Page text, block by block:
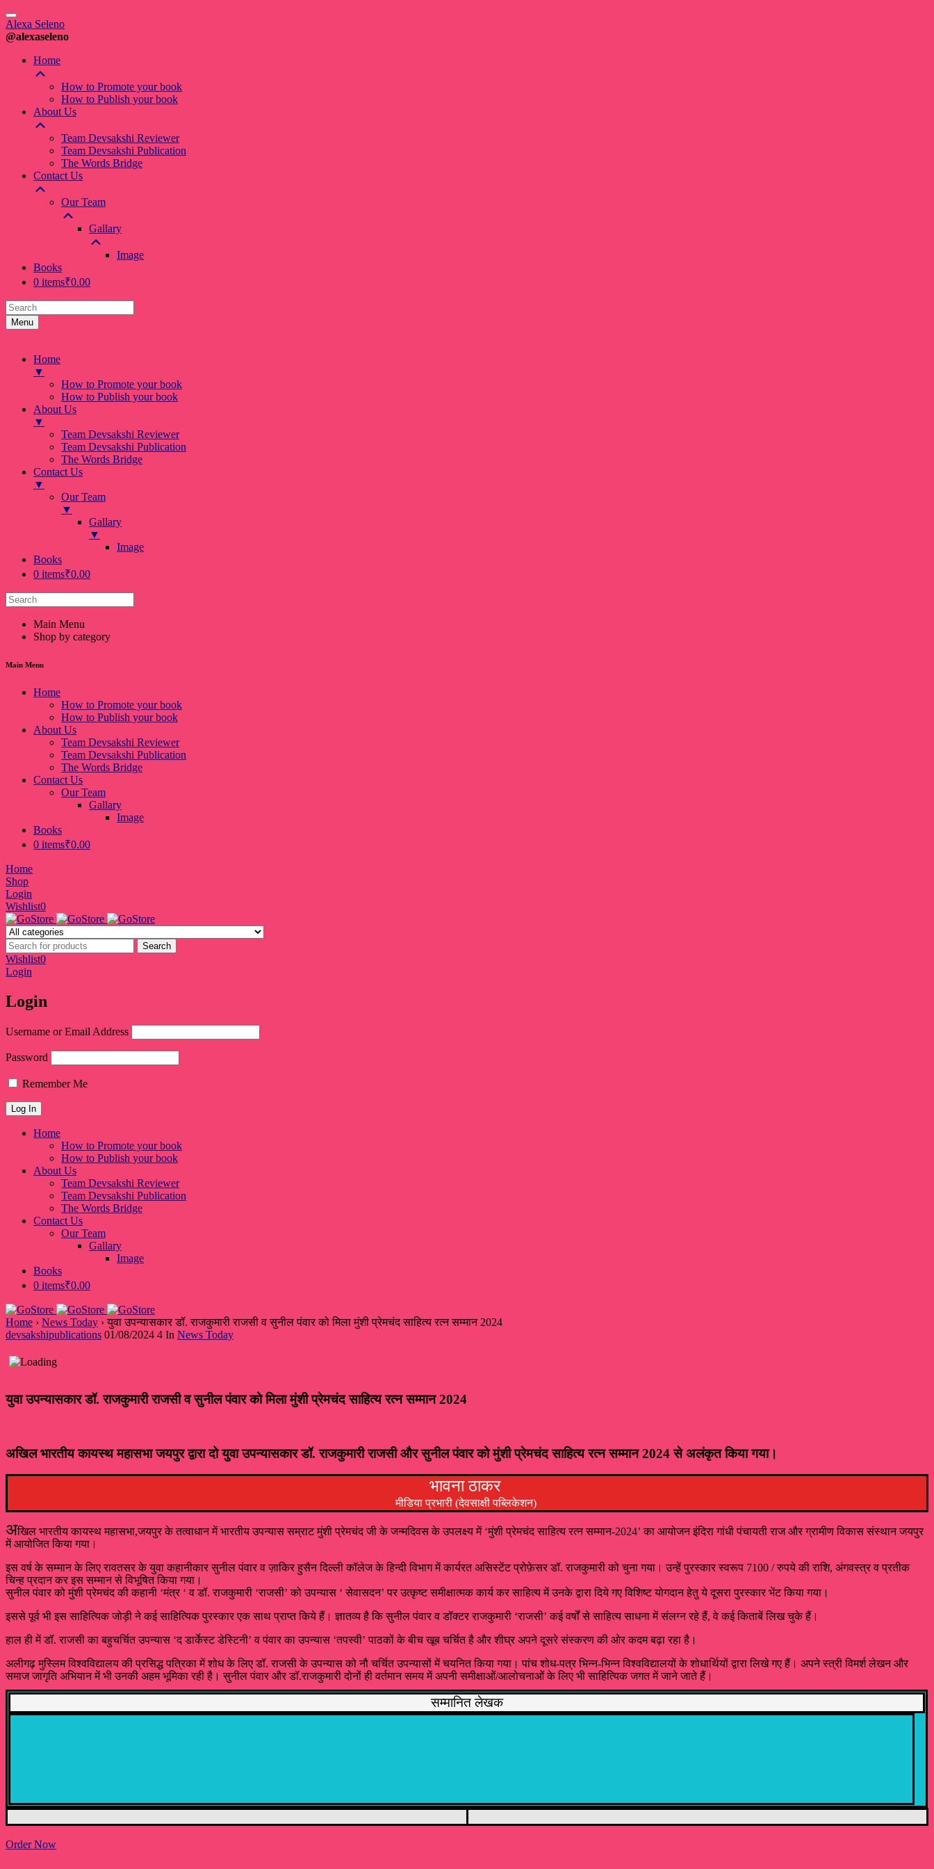
Alexa Seleno
@alexaseleno
Home
How to Promote your book
How to Publish your book
About Us
Team Devsakshi Reviewer
Team Devsakshi Publication
The Words Bridge
Contact Us
Our Team
Gallary
Image
Books
0 items₹0.00
Menu
Home
▼
How to Promote your book
How to Publish your book
About Us
▼
Team Devsakshi Reviewer
Team Devsakshi Publication
The Words Bridge
Contact Us
▼
Our Team
▼
Gallary
▼
Image
Books
0 items₹0.00
Main Menu
Shop by category
Main Menu
Home
How to Promote your book
How to Publish your book
About Us
Team Devsakshi Reviewer
Team Devsakshi Publication
The Words Bridge
Contact Us
Our Team
Gallary
Image
Books
0 items₹0.00
Home
Shop
Login
Wishlist0
Wishlist0
Login
Login
Username or Email Address
Password
Remember Me
Home
How to Promote your book
How to Publish your book
About Us
Team Devsakshi Reviewer
Team Devsakshi Publication
The Words Bridge
Contact Us
Our Team
Gallary
Image
Books
0 items₹0.00
Home › News Today › युवा उपन्यासकार डॉ. राजकुमारी राजसी व सुनील पंवार को मिला मुंशी प्रेमचंद साहित्य रत्न सम्मान 2024
devsakshipublications 01/08/2024 4 In News Today
युवा उपन्यासकार डॉ. राजकुमारी राजसी व सुनील पंवार को मिला मुंशी प्रेमचंद साहित्य रत्न सम्मान 2024
अखिल भारतीय कायस्थ महासभा जयपुर द्वारा दो युवा उपन्यासकार डॉ. राजकुमारी राजसी और सुनील पंवार को मुंशी प्रेमचंद साहित्य रत्न सम्मान 2024 से अलंकृत किया गया।
भावना ठाकर
मीडिया प्रभारी (देवसाक्षी पब्लिकेशन)
अखिल भारतीय कायस्थ महासभा,जयपुर के तत्वाधान में भारतीय उपन्यास सम्राट मुंशी प्रेमचंद जी के जन्मदिवस के उपलक्ष्य में ‘मुंशी प्रेमचंद साहित्य रत्न सम्मान-2024’ का आयोजन इंदिरा गांधी पंचायती राज और ग्रामीण विकास संस्थान जयपुर
में आयोजित किया गया।
इस वर्ष के सम्मान के लिए रावतसर के युवा कहानीकार सुनील पंवार व ज़ाकिर हुसैन दिल्ली कॉलेज के हिन्दी विभाग में कार्यरत असिस्टेंट प्रोफ़ेसर डॉ. राजकुमारी को चुना गया। उन्हें पुरस्कार स्वरूप 7100 / रुपये की राशि, अंगवस्त्र व प्रतीक
चिन्ह प्रदान कर इस सम्मान से विभूषित किया गया।
सुनील पंवार को मुंशी प्रेमचंद की कहानी ‘मंत्र ‘ व डॉ. राजकुमारी ‘राजसी’ को उपन्यास ‘ सेवासदन’ पर उत्कृष्ट समीक्षात्मक कार्य कर साहित्य में उनके द्वारा दिये गए विशिष्ट योगदान हेतु ये दूसरा पुरस्कार भेंट किया गया।
इससे पूर्व भी इस साहित्यिक जोड़ी ने कई साहित्यिक पुरस्कार एक साथ प्राप्त किये हैं। ज्ञातव्य है कि सुनील पंवार व डॉक्टर राजकुमारी ‘राजसी’ कई वर्षों से साहित्य साधना में संलग्न रहे हैं, वे कई किताबें लिख चुके हैं।
हाल ही में डॉ. राजसी का बहुचर्चित उपन्यास ‘द डार्केस्ट डेस्टिनी’ व पंवार का उपन्यास ‘तपस्वी’ पाठकों के बीच खूब चर्चित है और शीघ्र अपने दूसरे संस्करण की ओर कदम बढ़ा रहा है।
अलीगढ़ मुस्लिम विश्वविद्यालय की प्रसिद्ध पत्रिका में शोध के लिए डॉ. राजसी के उपन्यास को नौ चर्चित उपन्यासों में चयनित किया गया। पांच शोध-पत्र भिन्न-भिन्न विश्वविद्यालयों के शोधार्थियों द्वारा लिखे गए हैं। अपने स्त्री विमर्श लेखन और
समाज जागृति अभियान में भी उनकी अहम भूमिका रही है। सुनील पंवार और डॉ.राजकुमारी दोनों ही वर्तमान समय में अपनी समीक्षाओं/आलोचनाओं के लिए भी साहित्यिक जगत में जाने जाते हैं।
सम्मानित लेखक
Order Now